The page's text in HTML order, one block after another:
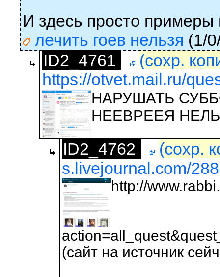
И здесь просто примеры
лечить гоев нельзя (1/
ID2_4761
(сохр.
https://otvet.mail.ru/
НАРУШАТЬ
НЕЕВРЕЕЯ
ID2_4762
(сохр.
s.livejournal.com/
http://
(сайт на источник